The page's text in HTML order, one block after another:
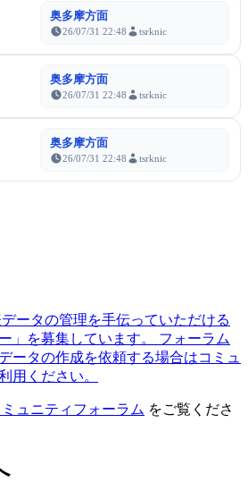
奥多摩方面
26/07/31 22:48 tsrknic
奥多摩方面
26/07/31 22:48 tsrknic
奥多摩方面
26/07/31 22:48 tsrknic
ータの管理を手伝っていただける
」を募集しています。
フォーラム
ータの作成を依頼する場合はコミュ
用ください。
ミュニティフォーラム をご覧くださ